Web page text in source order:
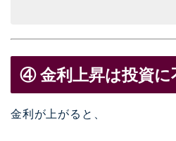
④ 金利上昇は投資に
金利が上がると、